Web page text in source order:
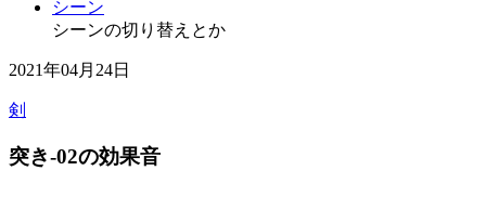
シーン
シーンの切り替えとか
2021年04月24日
剣
突き-02の効果音